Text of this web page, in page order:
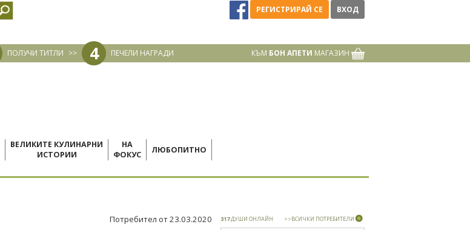
РЕГИСТРИРАЙ СЕ ВХОД
ПОЛУЧИ ТИТЛИ >> 4 ПЕЧЕЛИ НАГРАДИ КЪМ БОН АПЕТИ МАГАЗИН
ВЕЛИКИТЕ КУЛИНАРНИ
ИСТОРИИ
НА
ФОКУС
ЛЮБОПИТНО
Потребител от 23.03.2020 317ДУШИ ОНЛАЙН >>ВСИЧКИ ПОТРЕБИТЕЛИ